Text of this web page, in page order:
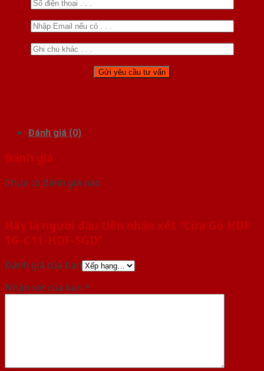
Đánh giá (0)
Đánh giá
Chưa có đánh giá nào.
Hãy là người đầu tiên nhận xét “Cửa Gỗ HDF
1G-C11-HDF-SGD”
Đánh giá của bạn
Nhận xét của bạn *